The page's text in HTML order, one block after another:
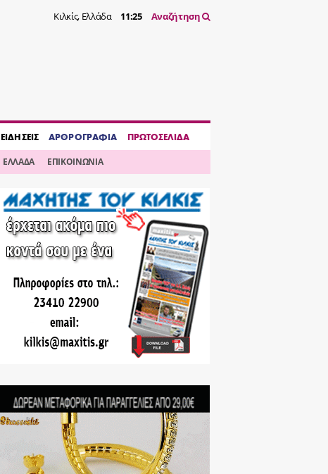
Κιλκίς, Ελλάδα 11:25 Αναζήτηση
ΕΙΔΗΣΕΙΣ ΑΡΘΡΟΓΡΑΦΙΑ ΠΡΩΤΟΣΕΛΙΔΑ
ΕΛΛΑΔΑ ΕΠΙΚΟΙΝΩΝΙΑ